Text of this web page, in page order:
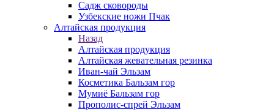
Садж сковороды
Узбекские ножи Пчак
Алтайская продукция
Назад
Алтайская продукция
Алтайская жевательная резинка
Иван-чай Эльзам
Косметика Бальзам гор
Мумиё Бальзам гор
Прополис-спрей Эльзам